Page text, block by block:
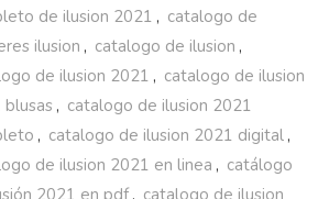
de ilusion 2021 , catalogo de
ilusion , catalogo de ilusion ,
de ilusion 2021 , catalogo de ilusion
, catalogo de ilusion 2021
, catalogo de ilusion 2021 digital ,
de ilusion 2021 en linea , catálogo